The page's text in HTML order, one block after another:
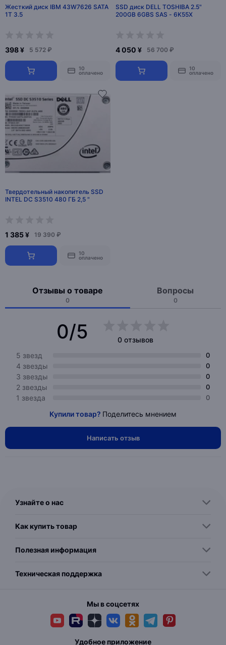
Жесткий диск IBM 43W7626 SATA
1T 3.5
398 ¥ 5 572 ₽
10
оплачено
SSD диск DELL TOSHIBA 2.5"
200GB 6GBS SAS - 6K55X
4 050 ¥ 56 700 ₽
10
оплачено
Твердотельный накопитель SSD
INTEL DC S3510 480 ГБ 2,5 "
1 385 ¥ 19 390 ₽
10
оплачено
Отзывы о товаре
0
Вопросы
0
0/5
0 отзывов
5 звезд
0
4 звезды 0
3 звезды 0
2 звезды 0
1 звезда 0
Купили товар? Поделитесь мнением
Написать отзыв
Узнайте о нас
Как купить товар
Полезная информация
Техническая поддержка
Мы в соцсетях
Удобное приложение